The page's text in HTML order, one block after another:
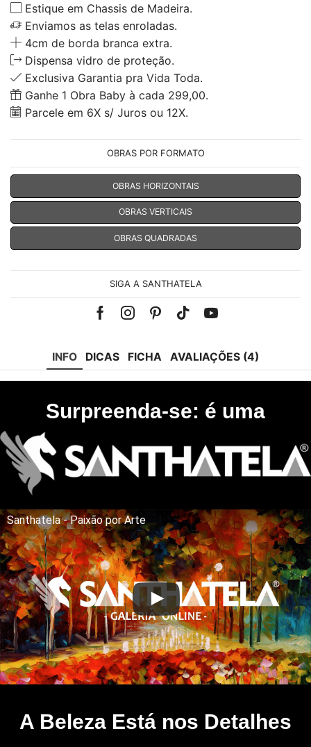
Estique em Chassis de Madeira.
Enviamos as telas enroladas.
4cm de borda branca extra.
Dispensa vidro de proteção.
Exclusiva Garantia pra Vida Toda.
Ganhe 1 Obra Baby à cada 299,00.
Parcele em 6X s/ Juros ou 12X.
OBRAS POR FORMATO
OBRAS HORIZONTAIS
OBRAS VERTICAIS
OBRAS QUADRADAS
SIGA A SANTHATELA
Facebook
Instagram
Pinterest
Tik-Youtube
INFO DICAS FICHA AVALIAÇÕES (4)
Surpreenda-se: é uma
Santhatela - Paixão por Arte
A Beleza Está nos Detalhes